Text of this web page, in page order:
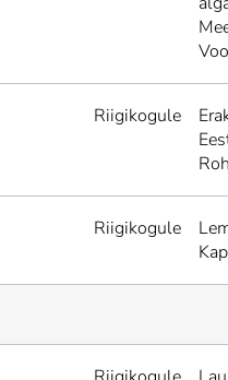
Riigikogule
Riigikogule